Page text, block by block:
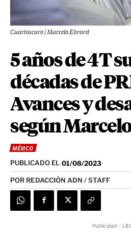
Cuartoscuro | Marcelo Ebrard
5 años de 4T
décadas de
Avances y
según
MÉXICO
PUBLICADO EL 01/08/2023
POR REDACCIÓN ADN / STAFF
Publicidad -